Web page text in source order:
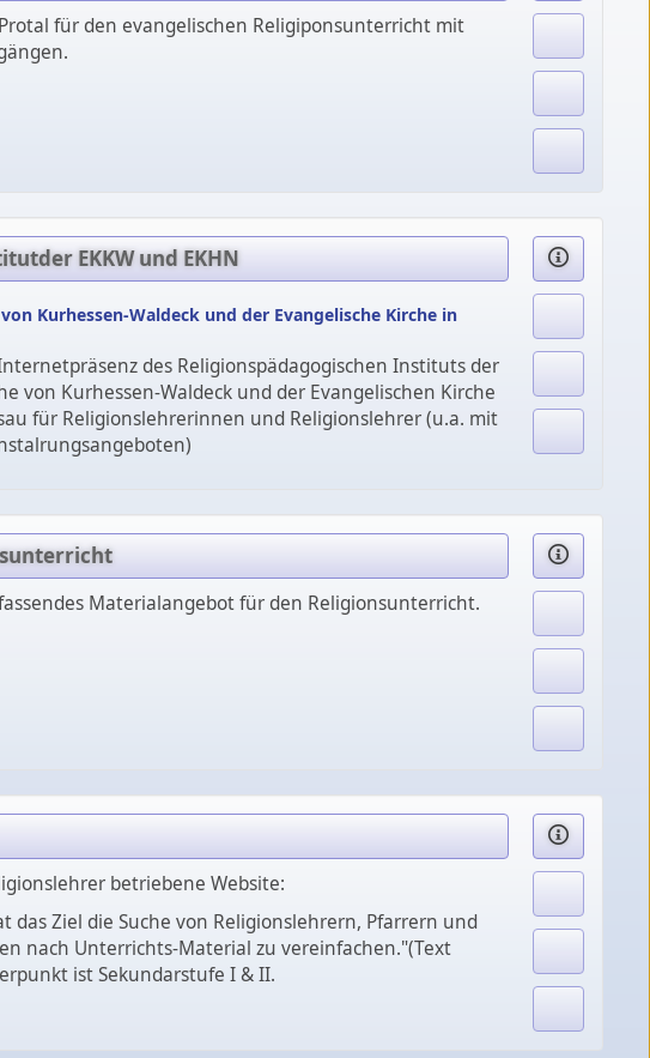
für den evangelischen Religiponsunterricht mit
EKKW und EKHN
Kurhessen-Waldeck und der Evangelische Kirche in
des Religionspädagogischen Instituts der
von Kurhessen-Waldeck und der Evangelischen Kirche
für Religionslehrerinnen und Religionslehrer (u.a. mit
Materialangebot für den Religionsunterricht.
betriebene Website:
das Ziel die Suche von Religionslehrern, Pfarrern und
nach Unterrichts-Material zu vereinfachen."(Text
ist Sekundarstufe I & II.